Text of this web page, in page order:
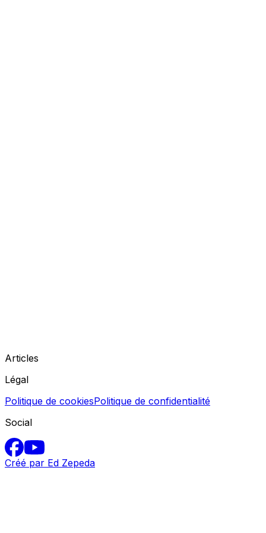
Articles
Légal
Politique de cookiesPolitique de confidentialité
Social
Créé par Ed Zepeda